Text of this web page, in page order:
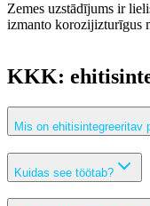
Zemes uzstādījums ir
izmanto korozijizturīgus
KKK:
Mis on ehitisintegreeritav
Kuidas see töötab?